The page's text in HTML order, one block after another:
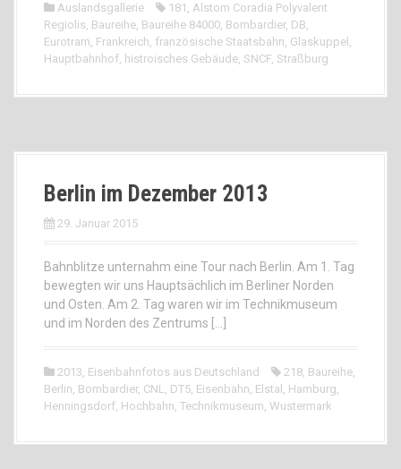
Auslandsgallerie 181 , Alstom Coradia Polyvalent
Regiolis, Baureihe, Baureihe 84000, Bombardier, DB,
Eurotram, Frankreich, französische Staatsbahn, Glaskuppel ,
Hauptbahnhof, histroisches Gebäude, SNCF, Straßburg
Berlin im Dezember 2013
29. Januar 2015
Bahnblitze unternahm eine Tour nach Berlin. Am 1. Tag
bewegten wir uns Hauptsächlich im Berliner Norden
und Osten. Am 2. Tag waren wir im Technikmuseum
und im Norden des Zentrums […]
2013, Eisenbahnfotos aus Deutschland 218, Baureihe,
Berlin, Bombardier, CNL, DT5, Eisenbahn, Elstal , Hamburg,
Henningsdorf, Hochbahn, Technikmuseum, Wustermark